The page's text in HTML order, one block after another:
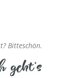
Bitteschön.